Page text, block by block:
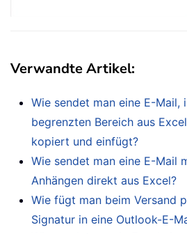
Verwandte Artikel:
Wie sendet man eine E-Mail,
begrenzten Bereich aus
kopiert und einfügt?
Wie sendet man eine E-Mail
Anhängen direkt aus Excel?
Wie fügt man beim Versand
Signatur in eine Outlook-E-